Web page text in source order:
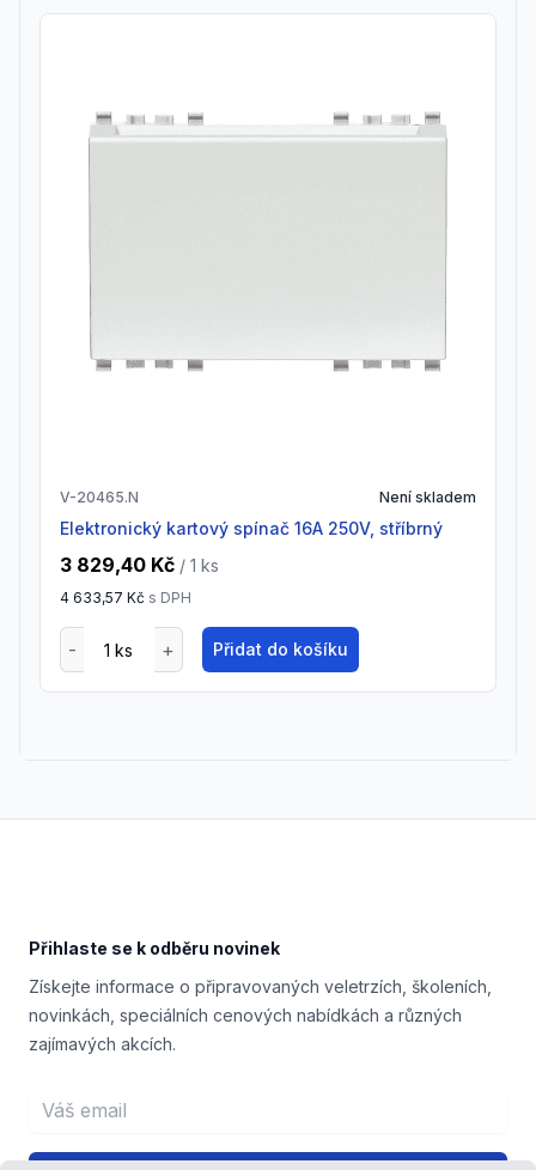
V-20465.N Není skladem
elektronický kartový spínač 16A 250V, stříbrný
3 829,40 Kč / 1 ks
4 633,57 Kč s DPH
Přidat do košíku
Přihlaste se k odběru novinek
Získejte informace o připravovaných veletrzích, školeních,
novinkách, speciálních cenových nabídkách a různých
zajímavých akcích.
Email address